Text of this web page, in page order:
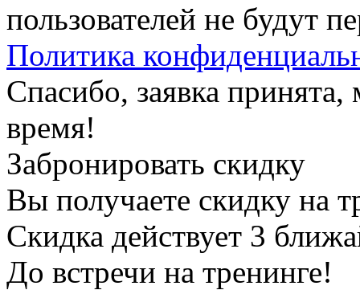
пользователей не будут
Политика
Спасибо, заявка
время!
Забронировать скидку
Вы получаете скидку на
Скидка действует 3
До встречи на тренинге!